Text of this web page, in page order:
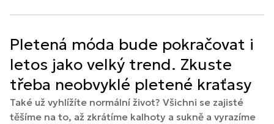
Pletená móda bude pokračovat i
letos jako velký trend. Zkuste
třeba neobvyklé pletené kraťasy
Také už vyhlížíte normální život? Všichni se zajisté
těšíme na to, až zkrátíme kalhoty a sukně a vyrazíme